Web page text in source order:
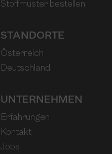
Stoffmuster bestellen
STANDORTE
Österreich
Deutschland
UNTERNEHMEN
Erfahrungen
Kontakt
Jobs